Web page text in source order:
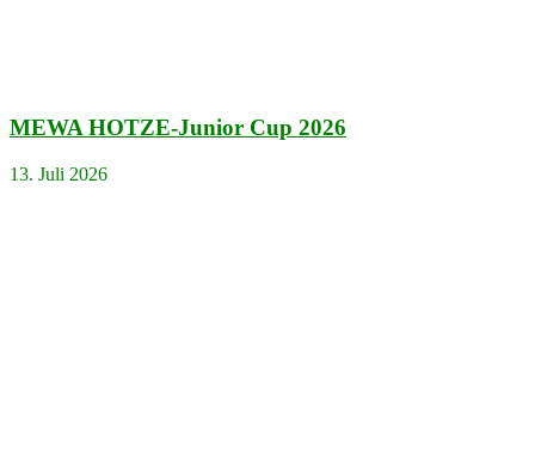
MEWA HOTZE-Junior Cup 2026
13. Juli 2026